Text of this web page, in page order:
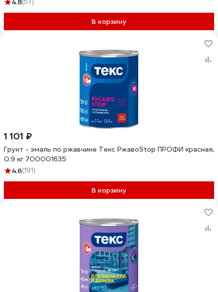
4.8(57)
В корзину
1 101 ₽
Грунт - эмаль по ржавчине Текс РжавоStop ПРОФИ красная,
0.9 кг 700001635
4.6(191)
В корзину